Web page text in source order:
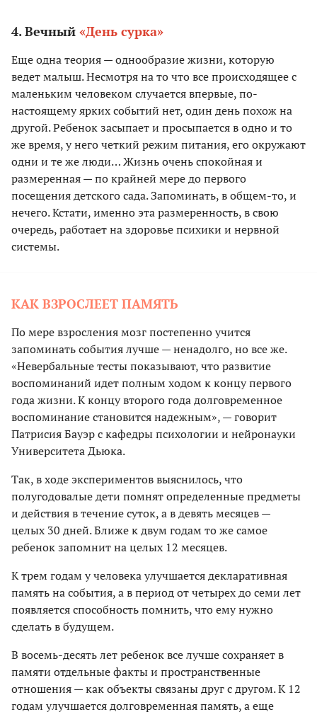
4. Вечный «День сурка»
Еще одна теория — однообразие жизни, которую
ведет малыш. Несмотря на то что все происходящее с
маленьким человеком случается впервые, по-
настоящему ярких событий нет, один день похож на
другой. Ребенок засыпает и просыпается в одно и то
же время, у него четкий режим питания, его окружают
одни и те же люди… Жизнь очень спокойная и
размеренная — по крайней мере до первого
посещения детского сада. Запоминать, в общем-то, и
нечего. Кстати, именно эта размеренность, в свою
очередь, работает на здоровье психики и нервной
системы.
КАК ВЗРОСЛЕЕТ ПАМЯТЬ
По мере взросления мозг постепенно учится
запоминать события лучше — ненадолго, но все же.
«Невербальные тесты показывают, что развитие
воспоминаний идет полным ходом к концу первого
года жизни. К концу второго года долговременное
воспоминание становится надежным», — говорит
Патрисия Бауэр с кафедры психологии и нейронауки
Университета Дьюка.
Так, в ходе экспериментов выяснилось, что
полугодовалые дети помнят определенные предметы
и действия в течение суток, а в девять месяцев —
целых 30 дней. Ближе к двум годам то же самое
ребенок запомнит на целых 12 месяцев.
К трем годам у человека улучшается декларативная
память на события, а в период от четырех до семи лет
появляется способность помнить, что ему нужно
сделать в будущем.
В восемь-десять лет ребенок все лучше сохраняет в
памяти отдельные факты и пространственные
отношения — как объекты связаны друг с другом. К 12
годам улучшается долговременная память, а еще